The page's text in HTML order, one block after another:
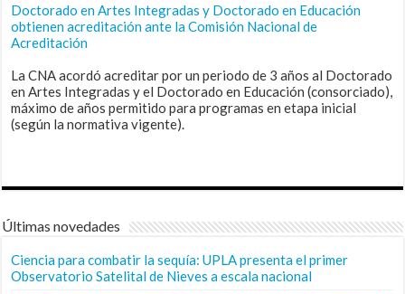
Doctorado en Artes Integradas y Doctorado en Educación
obtienen acreditación ante la Comisión Nacional de
Acreditación
La CNA acordó acreditar por un periodo de 3 años al Doctorado
en Artes Integradas y el Doctorado en Educación (consorciado),
máximo de años permitido para programas en etapa inicial
(según la normativa vigente).
Últimas novedades
Ciencia para combatir la sequía: UPLA presenta el primer
Observatorio Satelital de Nieves a escala nacional